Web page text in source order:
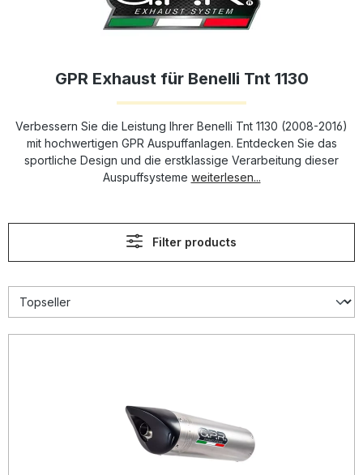
GPR Exhaust für Benelli Tnt 1130
Verbessern Sie die Leistung Ihrer Benelli Tnt 1130 (2008-2016)
mit hochwertigen GPR Auspuffanlagen. Entdecken Sie das
sportliche Design und die erstklassige Verarbeitung dieser
Auspuffsysteme weiterlesen...
Filter products